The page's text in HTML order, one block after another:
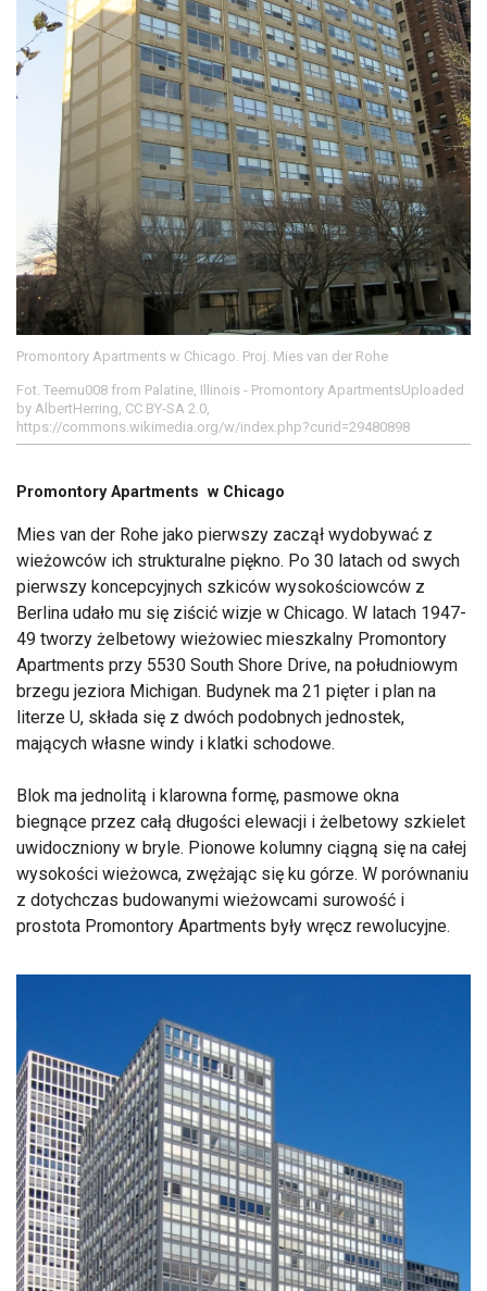
Promontory Apartments w Chicago. Proj. Mies van der Rohe
Fot. Teemu008 from Palatine, Illinois - Promontory ApartmentsUploaded
by AlbertHerring, CC BY-SA 2.0,
https://commons.wikimedia.org/w/index.php?curid=29480898
Promontory Apartments w Chicago
Mies van der Rohe jako pierwszy zaczął wydobywać z
wieżowców ich strukturalne piękno. Po 30 latach od swych
pierwszy koncepcyjnych szkiców wysokościowców z
Berlina udało mu się ziścić wizje w Chicago. W latach 1947-
49 tworzy żelbetowy wieżowiec mieszkalny Promontory
Apartments przy 5530 South Shore Drive, na południowym
brzegu jeziora Michigan. Budynek ma 21 pięter i plan na
literze U, składa się z dwóch podobnych jednostek,
mających własne windy i klatki schodowe.
Blok ma jednolitą i klarowna formę, pasmowe okna
biegnące przez całą długości elewacji i żelbetowy szkielet
uwidoczniony w bryle. Pionowe kolumny ciągną się na całej
wysokości wieżowca, zwężając się ku górze. W porównaniu
z dotychczas budowanymi wieżowcami surowość i
prostota Promontory Apartments były wręcz rewolucyjne.